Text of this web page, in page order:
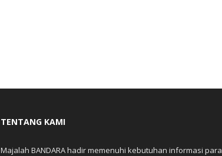
TENTANG KAMI
Majalah BANDARA hadir memenuhi kebutuhan informasi para